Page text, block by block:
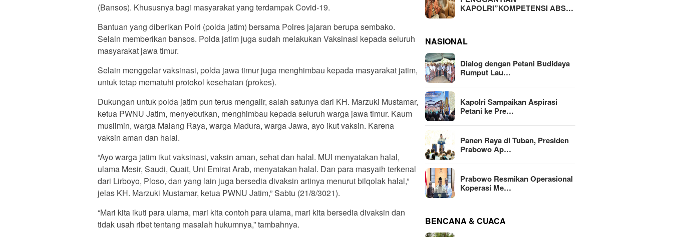
(Bansos). Khususnya bagi masyarakat yang terdampak Covid-19.
Bantuan yang diberikan Polri (polda jatim) bersama Polres jajaran berupa sembako.
Selain memberikan bansos. Polda jatim juga sudah melakukan Vaksinasi kepada seluruh
masyarakat jawa timur.
Selain menggelar vaksinasi, polda jawa timur juga menghimbau kepada masyarakat jatim,
untuk tetap mematuhi protokol kesehatan (prokes).
Dukungan untuk polda jatim pun terus mengalir, salah satunya dari KH. Marzuki Mustamar,
ketua PWNU Jatim, menyebutkan, menghimbau kepada seluruh warga jawa timur. Kaum
muslimin, warga Malang Raya, warga Madura, warga Jawa, ayo ikut vaksin. Karena
vaksin aman dan halal.
“Ayo warga jatim ikut vaksinasi, vaksin aman, sehat dan halal. MUI menyatakan halal,
ulama Mesir, Saudi, Quait, Uni Emirat Arab, menyatakan halal. Dan para masyaih terkenal
dari Lirboyo, Ploso, dan yang lain juga bersedia divaksin artinya menurut bilqolak halal,”
jelas KH. Marzuki Mustamar, ketua PWNU Jatim,” Sabtu (21/8/3021).
“Mari kita ikuti para ulama, mari kita contoh para ulama, mari kita bersedia divaksin dan
tidak usah ribet tentang masalah hukumnya,” tambahnya.
KAPOLRI”KOMPETENSI ABS…
NASIONAL
Dialog dengan Petani Budidaya
Rumput Lau…
Kapolri Sampaikan Aspirasi
Petani ke Pre…
Panen Raya di Tuban, Presiden
Prabowo Ap…
Prabowo Resmikan Operasional
Koperasi Me…
BENCANA & CUACA